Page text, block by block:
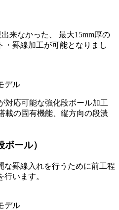
来なかった、 最大15mm厚の
・罫線加工が可能となりまし
ール）
な罫線入れを行うために前工程
います。